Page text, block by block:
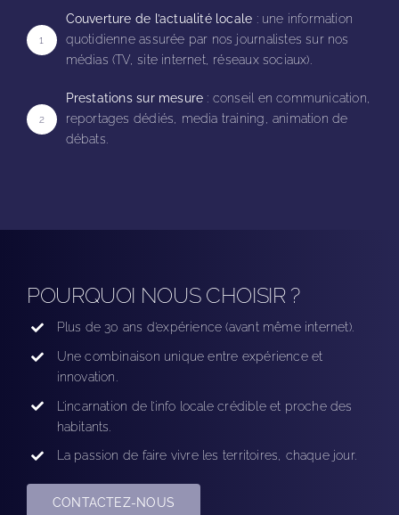
1
Couverture de l’actualité locale : une information
quotidienne assurée par nos journalistes sur nos
médias (TV, site internet, réseaux sociaux).
2
Prestations sur mesure : conseil en communication,
reportages dédiés, media training, animation de
débats.
POURQUOI NOUS CHOISIR ?
Plus de 30 ans d’expérience (avant même internet).
Une combinaison unique entre expérience et
innovation.
L’incarnation de l’info locale crédible et proche des
habitants.
La passion de faire vivre les territoires, chaque jour.
CONTACTEZ-NOUS